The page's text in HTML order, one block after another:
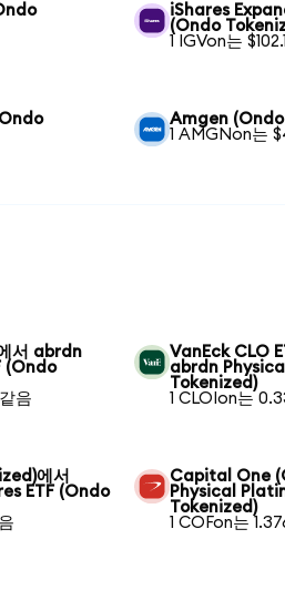
iShares
(Ondo
1 IGVon는
Amgen (Ondo
1 AMGNon는
서 abrdn
(Ondo
음
VanEck CLO
abrdn
Tokenized)
1 CLOIon는
에서
ETF (Ondo
Capital One
Physical
Tokenized)
1 COFon는